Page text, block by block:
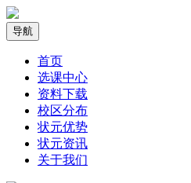
导航
首页
选课中心
资料下载
校区分布
状元优势
状元资讯
关于我们